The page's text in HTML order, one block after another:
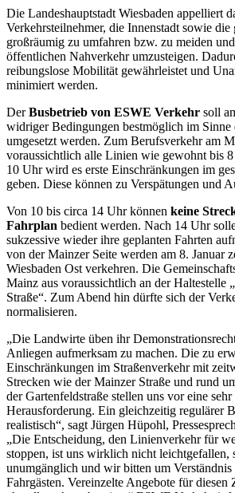
Die Landeshauptstadt Wiesbaden appelliert
Verkehrsteilnehmer, die Innenstadt sowie die
großräumig zu umfahren bzw. zu meiden
öffentlichen Nahverkehr umzusteigen.
reibungslose Mobilität gewährleistet und
minimiert werden.
DerBusbetrieb von ESWE Verkehr soll
widriger Bedingungen bestmöglich im Sinne
umgesetzt werden. Zum Berufsverkehr am
voraussichtlich alle Linien wie gewohnt bis
10 Uhr wird es erste Einschränkungen im
geben. Diese können zu Verspätungen und
Von 10 bis circa 14 Uhr können keine
Fahrplan bedient werden. Nach 14 Uhr
sukzessive wieder ihre geplanten Fahrten
von der Mainzer Seite werden am 8. Januar
Wiesbaden Ost verkehren. Die
Mainz aus voraussichtlich an der Haltestelle
Straße“. Zum Abend hin dürfte sich der
normalisieren.
„Die Landwirte üben ihr
Anliegen aufmerksam zu machen. Die zu
Einschränkungen im Straßenverkehr mit
Strecken wie der Mainzer Straße und rund
der Gartenfeldstraße stellen uns vor eine sehr
Herausforderung. Ein gleichzeitig regulärer
realistisch“, sagt Jürgen Hüpohl,
„Die Entscheidung, den Linienverkehr für
stoppen, ist uns wirklich nicht leichtgefallen,
unumgänglich und wir bitten um Verständnis
Fahrgästen. Vereinzelte Angebote für diesen